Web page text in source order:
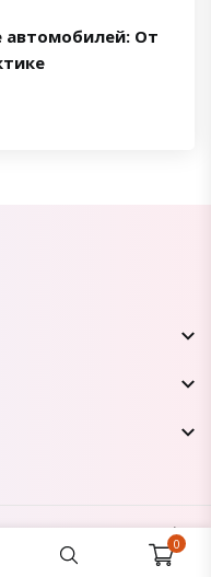
0
автомобилей: От
права защищены |
IconicLine